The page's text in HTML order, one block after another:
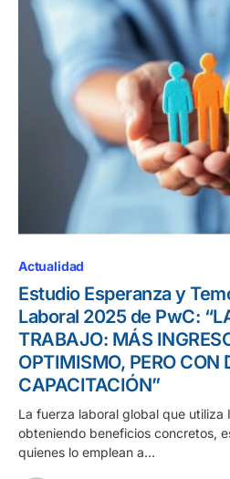
Actualidad
Estudio Esperanza y
Laboral 2025 de PwC:
TRABAJO: MÁS
OPTIMISMO, PERO CON
CAPACITACIÓN”
La fuerza laboral global que utiliza
obteniendo beneficios concretos,
quienes lo emplean a…